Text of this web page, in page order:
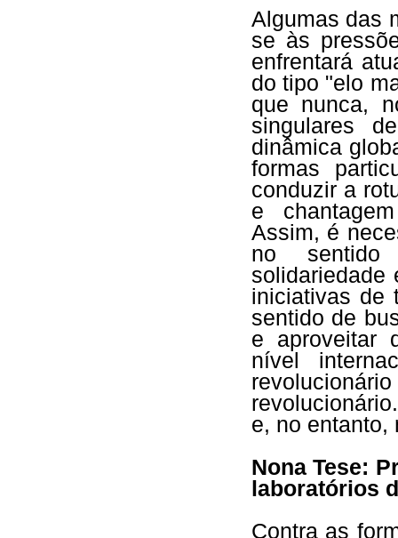
Algumas das
se às
enfrentará
do tipo "elo
que nunca,
singulares
dinâmica
formas
conduzir a
e
Assim, é
no sentido
solidariedade
iniciativas de
sentido de
e aproveitar
nível
e, no entanto,
Nona Tese:
laboratórios
Contra as